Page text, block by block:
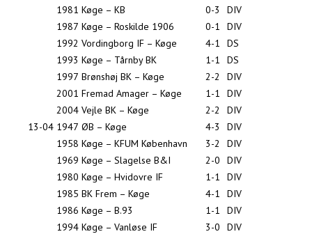
1981 Køge – KB 0-3
DIV
1987 Køge – Roskilde 1906 0-1
DIV
1992 Vordingborg IF – Køge 4-1
DS
1993 Køge – Tårnby BK 1-1
DS
1997 Brønshøj BK – Køge 2-2
DIV
2001 Fremad Amager – Køge 1-1
DIV
2004 Vejle BK – Køge 2-2
DIV
13-04 1947 ØB – Køge 4-3
DIV
1958 Køge – KFUM København 3-2
DIV
1969 Køge – Slagelse B&I 2-0
DIV
1980 Køge – Hvidovre IF 1-1
DIV
1985 BK Frem – Køge 4-1
DIV
1986 Køge – B.93 1-1
DIV
1994 Køge – Vanløse IF 3-0
DIV